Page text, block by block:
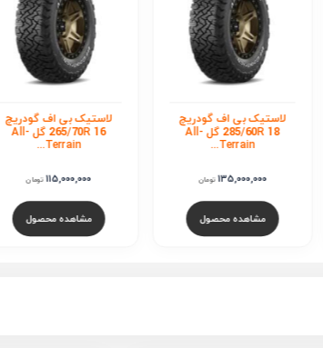
لاستیک بی اف گودریچ
265/70R 16 گل All-
Terrain...
115,000,000 تومان
مشاهده محصول
لاستیک بی اف گودریچ
265/65R 17 گل All-
Terrain...
125,000,000 تومان
مشاهده محصول